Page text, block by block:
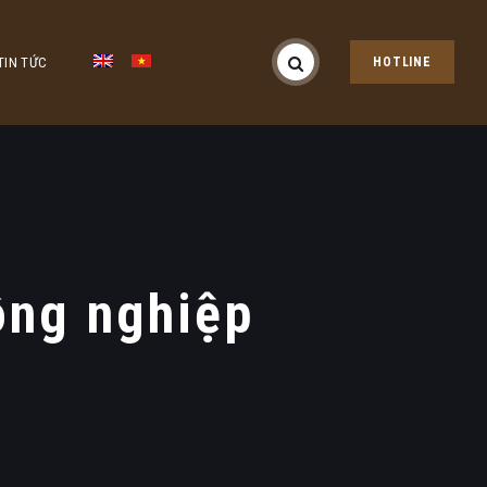
TỨC HOTLINE
nghiệp